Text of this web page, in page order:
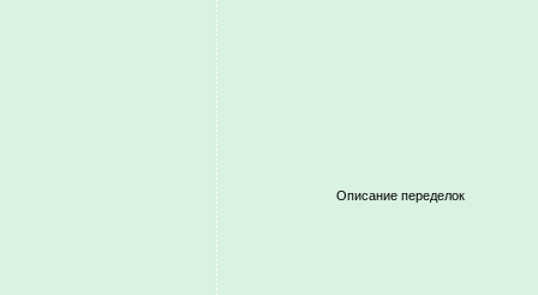
Описание переделок